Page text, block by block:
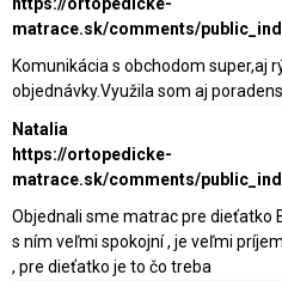
matrace.sk/comments/
Komunikácia s obchodom super,aj
objednávky.Využila som aj
Natalia
https://ortopedicke-
matrace.sk/comments/
Objednali sme matrac pre dieťatko
s ním veľmi spokojní , je veľmi
, pre dieťatko je to čo treba